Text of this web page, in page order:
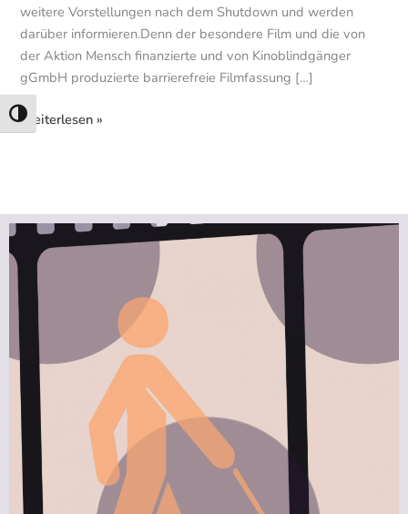
Umschalten auf hohe Kontraste
weitere Vorstellungen nach dem Shutdown und werden
darüber informieren.Denn der besondere Film und die von
der Aktion Mensch finanzierte und von Kinoblindgänger
gGmbH produzierte barrierefreie Filmfassung […]
Weiterlesen »